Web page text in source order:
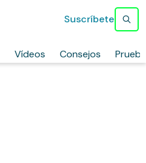
Vídeos Consejos
Suscríbete